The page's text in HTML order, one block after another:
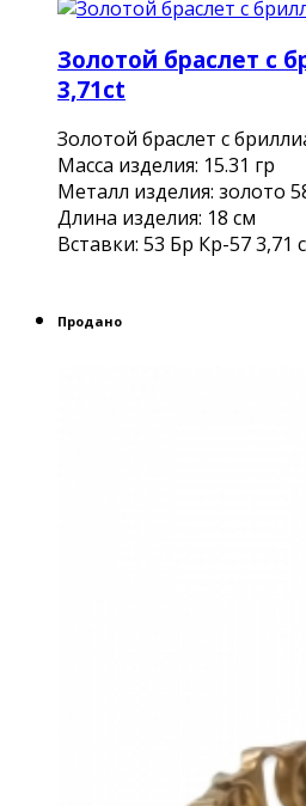
Золотой браслет с
3,71ct
Золотой браслет с
Масса изделия: 15.31 гр
Металл изделия: золото
Длина изделия: 18 см
Вставки: 53 Бр Кр-57 3,71
Продано